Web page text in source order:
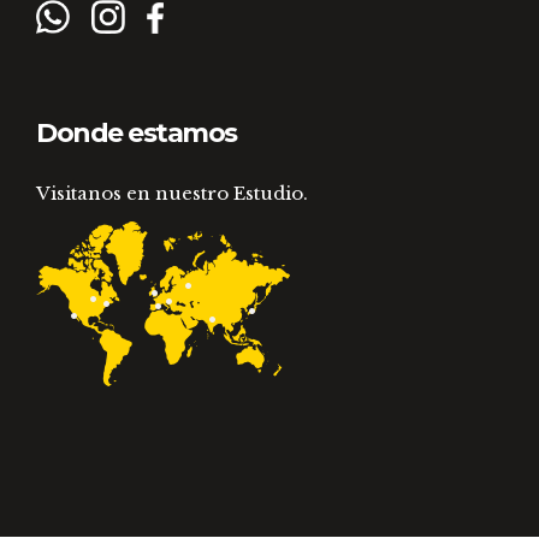
Donde estamos
Visitanos en nuestro Estudio.